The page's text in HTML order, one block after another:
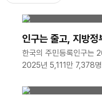
의 가치와 정신을 기반으
모집합니다.활동내용-
서 및 칼럼 작성 보조
https://www.cfe.org/
제작 https://www.cfe.org/p_400- 해외 칼럼 번역
획 및 진행 https://www.cfe.org/20251021_28221지
인구는 줄고, 지방정
한국의 주민등록인구는
2025년 5,111만 7,378
만 4,155..